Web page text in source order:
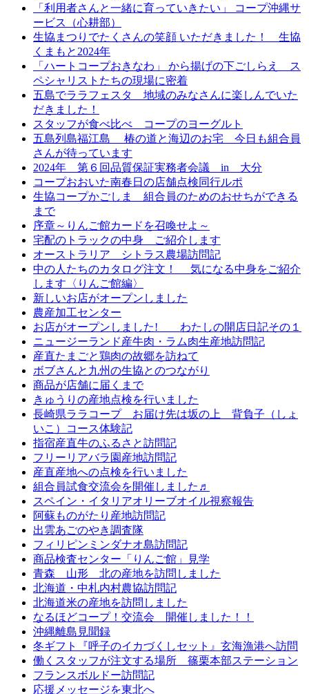
「利用者さんと一緒に育っていきたい」 コープ沖縄サ
ービス（心耕部）
生協まつりでたくさんの笑顔 いただきました！ 生協
くまもと2024年
「ハートコープおきなわ」 から揚げの下ごしらえ ス
ペシャリストたちの現場に密着
五島でララフェスタ 地域のみなさんに楽しんでいた
だきました！
スタッフが食べ比べ コープのヨーグルト
五島列島福江島 椿の道と海辺のお宅 今日も組合員
さんが待っています
2024年 第６回品質保証実務者会議 in 大分
コープおおいた南春日の店舗点検同行ルポ
生協コープかごしま 組合員のためのおせちができる
まで
序章～りんご館カードを召喚せよ～
宅配のトラックの中身 ご紹介します
オーストラリア シトラス農場訪問記
中の人たちのカタログ注文！ 気になる中身をご紹介
します〈りんご館編〉
新しいお店がオープンしました
農産加工センター
お店がオープンしました! わたしの開店日記その１
ニュージーランド産牛肉・ラム肉生産地訪問記
産直たまごと鶏肉の故郷を訪ねて
ボブさんと九州の生協とのつながり
商品が店舗に届くまで
きゅうりの産地点検を行いました
長崎県ララコープ お届け先は坂の上 背負子（しょ
いこ）コース体験記
指宿産直牛のふるさと訪問記
フリーリアバラ園産地訪問記
産直産地への点検を行いました
組合員試食交流会を開催しました♬
スペイン・イタリアオリーブオイル視察報告
阿蘇ものがたり産地訪問記
出雲あごのやき調査隊
フィリピンミンダナオ島訪問記
商品検査センター「りんご館」見学
青森 山形 北の産地を訪問しました
北海道・中札内村農協訪問記
北海道米の産地を訪問しました
なるほどコープ！交流会 開催しました！！
沖縄離島見聞録
冬ギフト『呼子のイカづくしセット』玄海漁港へ訪問
働くスタッフが注文する場所 篠栗本部ステーション
フランスボルドー訪問記
応援メッセージを東北へ